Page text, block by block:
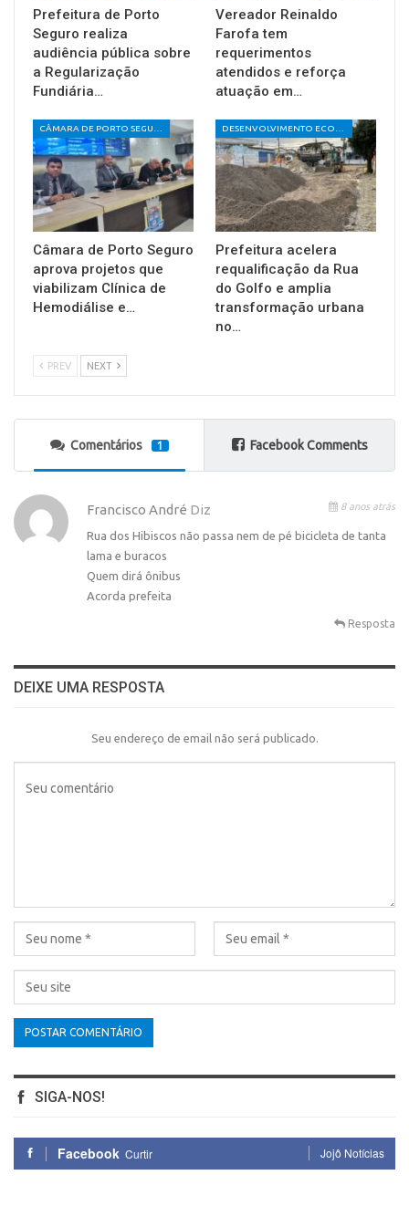
Prefeitura de Porto
Seguro realiza
audiência pública sobre
a Regularização
Fundiária…
Vereador Reinaldo
Farofa tem
requerimentos
atendidos e reforça
atuação em…
Câmara de Porto Seguro
aprova projetos que
viabilizam Clínica de
Hemodiálise e…
Prefeitura acelera
requalificação da Rua
do Golfo e amplia
transformação urbana
no…
PREV NEXT
Comentários 1 Facebook Comments
Francisco André Diz 8 anos atrás
Rua dos Hibiscos não passa nem de pé bicicleta de tanta
lama e buracos
Quem dirá ônibus
Acorda prefeita
Resposta
DEIXE UMA RESPOSTA
Seu endereço de email não será publicado.
SIGA-NOS!
Facebook Curtir Jojô Notícias